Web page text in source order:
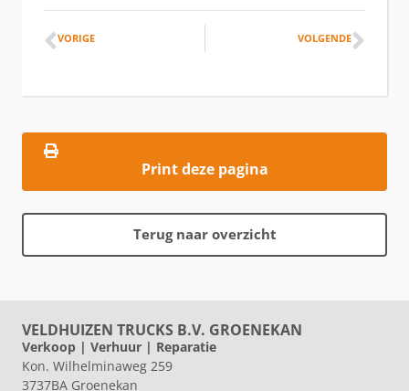
VOLGENDE
VORIGE
Print deze pagina
Terug naar overzicht
VELDHUIZEN TRUCKS B.V. GROENEKAN
Verkoop | Verhuur | Reparatie
Kon. Wilhelminaweg 259
3737BA Groenekan